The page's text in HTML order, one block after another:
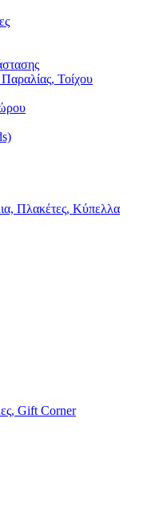
Παραλίας, Τοίχου
Πλακέτες, Κύπελλα
Gift Corner